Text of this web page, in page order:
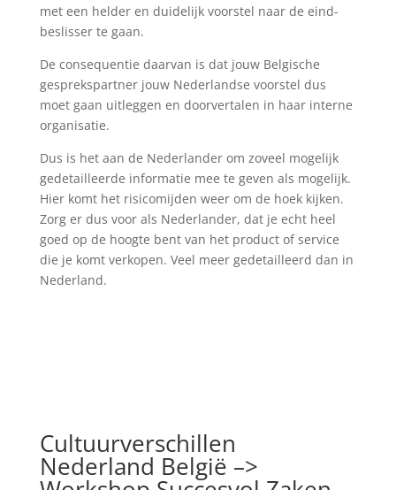
met een helder en duidelijk voorstel naar de eind-
beslisser te gaan.
De consequentie daarvan is dat jouw Belgische
gesprekspartner jouw Nederlandse voorstel dus
moet gaan uitleggen en doorvertalen in haar interne
organisatie.
Dus is het aan de Nederlander om zoveel mogelijk
gedetailleerde informatie mee te geven als mogelijk.
Hier komt het risicomijden weer om de hoek kijken.
Zorg er dus voor als Nederlander, dat je echt heel
goed op de hoogte bent van het product of service
die je komt verkopen. Veel meer gedetailleerd dan in
Nederland.
Cultuurverschillen
Nederland België –>